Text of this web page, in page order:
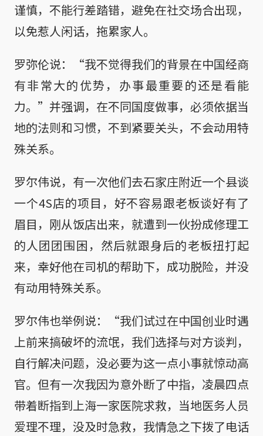
谨慎，不能行差踏错，避免在社交场合出现，
以免惹人闲话，拖累家人。
罗弥伦说：“我不觉得我们的背景在中国经商
有非常大的优势，办事最重要的还是看能
力。”并强调，在不同国度做事，必须依据当
地的法则和习惯，不到紧要关头，不会动用特
殊关系。
罗尔伟说，有一次他们去石家庄附近一个县谈
一个4S店的项目，好不容易跟老板谈好有了
眉目，刚从饭店出来，就遭到一伙扮成修理工
的人团团围困，然后就跟身后的老板扭打起
来，幸好他在司机的帮助下，成功脱险，并没
有动用特殊关系。
罗尔伟也举例说：“我们试过在中国创业时遇
上前来搞破坏的流氓，我们选择与对方谈判，
自行解决问题，没必要为这一点小事就惊动高
官。但有一次我因为意外断了中指，凌晨四点
带着断指到上海一家医院求救，当地医务人员
爱理不理，没及时急救，我情急之下拨了电话